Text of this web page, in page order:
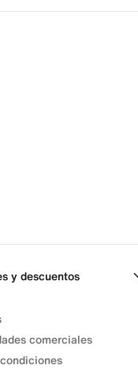
y descuentos
comerciales